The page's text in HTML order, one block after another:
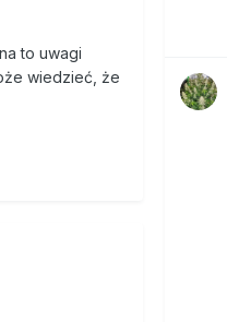
to uwagi
wiedzieć, że